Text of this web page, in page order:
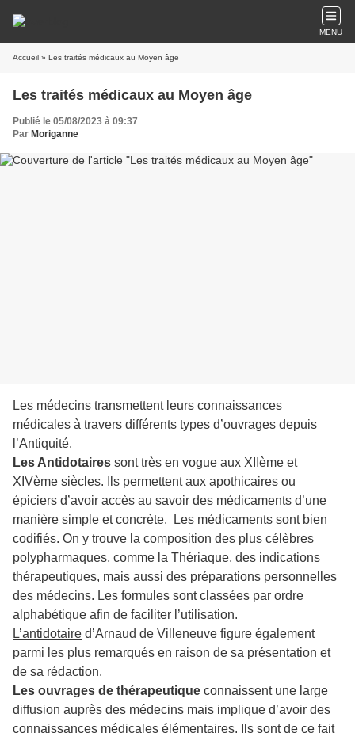
MENU
Accueil » Les traités médicaux au Moyen âge
Les traités médicaux au Moyen âge
Publié le 05/08/2023 à 09:37
Par Moriganne
Les médecins transmettent leurs connaissances
médicales à travers différents types d’ouvrages depuis
l’Antiquité.
Les Antidotaires sont très en vogue aux XIIème et
XIVème siècles. Ils permettent aux apothicaires ou
épiciers d’avoir accès au savoir des médicaments d’une
manière simple et concrète. Les médicaments sont bien
codifiés. On y trouve la composition des plus célèbres
polypharmaques, comme la Thériaque, des indications
thérapeutiques, mais aussi des préparations personnelles
des médecins. Les formules sont classées par ordre
alphabétique afin de faciliter l’utilisation.
L’antidotaire d’Arnaud de Villeneuve figure également
parmi les plus remarqués en raison de sa présentation et
de sa rédaction.
Les ouvrages de thérapeutique connaissent une large
diffusion auprès des médecins mais implique d’avoir des
connaissances médicales élémentaires. Ils sont de ce fait